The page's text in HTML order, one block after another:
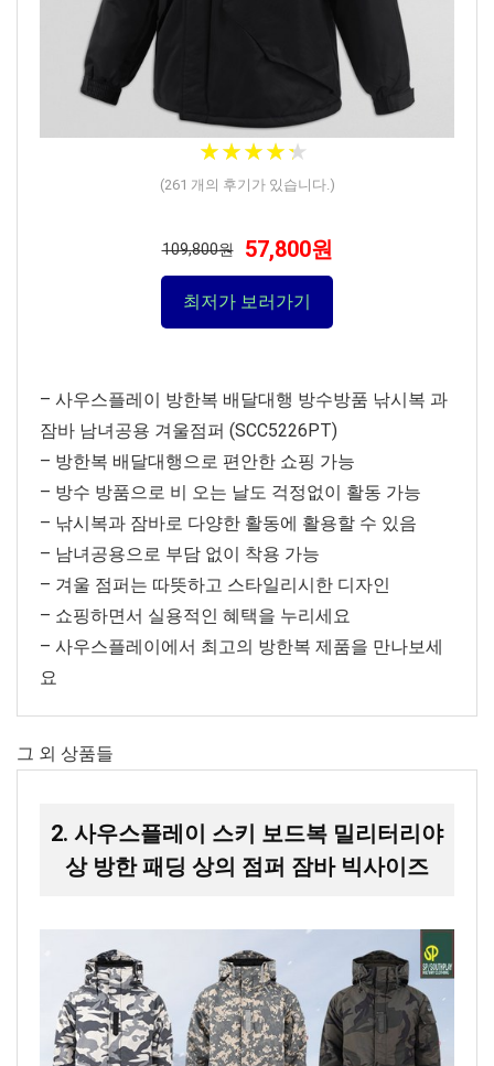
★★★★★
★★★★★
(261 개의 후기가 있습니다.)
109,800원 57,800원
최저가 보러가기
– 사우스플레이 방한복 배달대행 방수방품 낚시복 과
잠바 남녀공용 겨울점퍼 (SCC5226PT)
– 방한복 배달대행으로 편안한 쇼핑 가능
– 방수 방품으로 비 오는 날도 걱정없이 활동 가능
– 낚시복과 잠바로 다양한 활동에 활용할 수 있음
– 남녀공용으로 부담 없이 착용 가능
– 겨울 점퍼는 따뜻하고 스타일리시한 디자인
– 쇼핑하면서 실용적인 혜택을 누리세요
– 사우스플레이에서 최고의 방한복 제품을 만나보세
요
그 외 상품들
2. 사우스플레이 스키 보드복 밀리터리야
상 방한 패딩 상의 점퍼 잠바 빅사이즈